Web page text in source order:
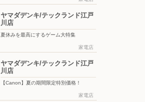
ヤマダデンキ/テックランド江戸
川店
夏休みを最高にするゲーム大特集
家電店
ヤマダデンキ/テックランド江戸
川店
【Canon】夏の期間限定特別価格！
家電店